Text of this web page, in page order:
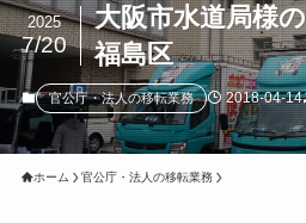
大阪市水道局様
福島区
2025
7/20
官公庁・法人の移転業務 2018-04-14
ホーム 官公庁・法人の移転業務